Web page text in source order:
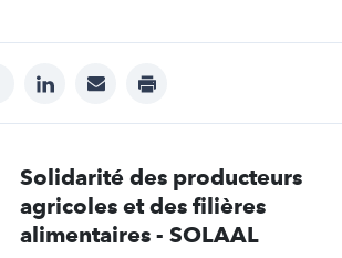
linkedinmail print
Solidarité des producteurs
agricoles et des filières
alimentaires - SOLAAL